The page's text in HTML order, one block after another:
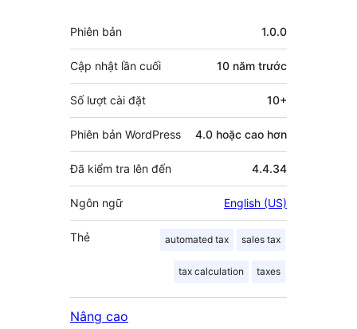
góp
Meta
Phiên bản 1.0.0
Cập nhật lần cuối 10 năm trước
Số lượt cài đặt 10+
Phiên bản WordPress 4.0 hoặc cao hơn
Đã kiểm tra lên đến 4.4.34
Ngôn ngữ English (US)
Thẻ automated tax sales tax
tax calculation taxes
Nâng cao